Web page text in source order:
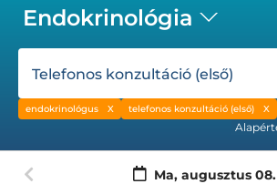
Endokrinológia
Telefonos konzultáció (első)
endokrinológus telefonos konzultáció (első)
Ma, augusztus 08.